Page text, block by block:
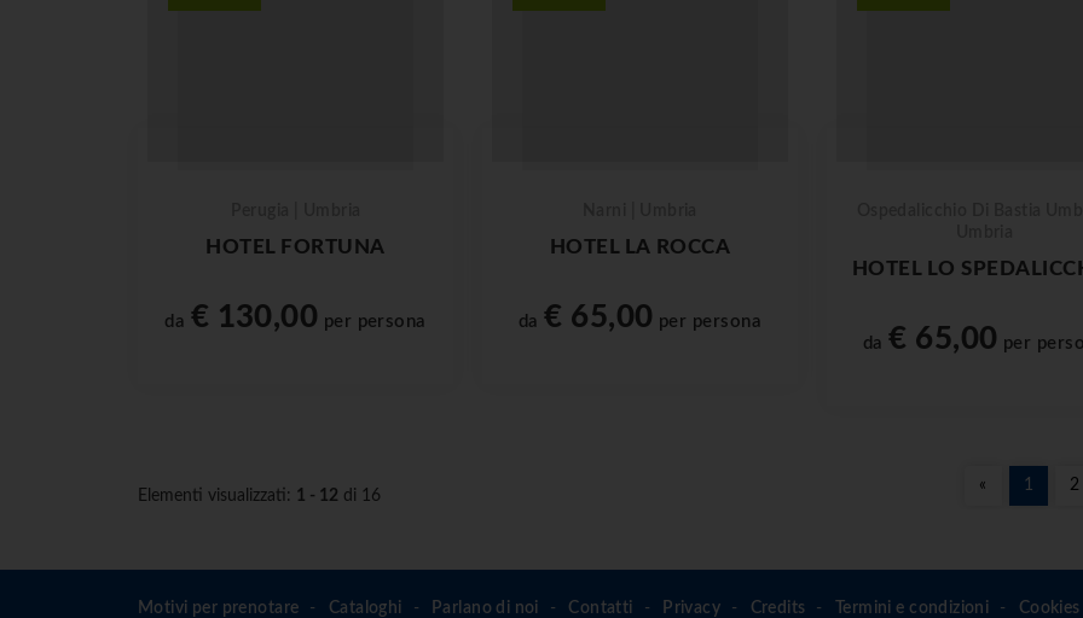
HOTEL FORTUNA
da € 130,00 per persona
HOTEL LA ROCCA
da€ 65,00 per persona
HOTEL LO
da€ 65,00 per
Elementi visualizzati: 1 - 12 di 16
« 1 2
Motivi per prenotare Cataloghi Parlano di noi Contatti Privacy Credits Termini e condizioni